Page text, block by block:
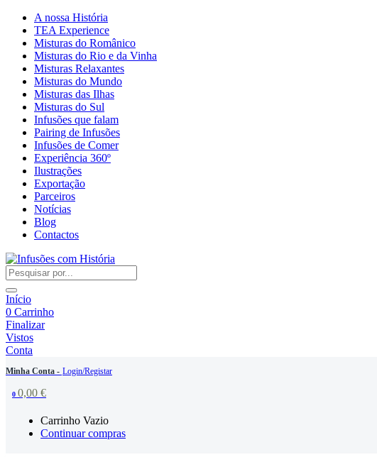
A nossa História
TEA Experience
Misturas do Românico
Misturas do Rio e da Vinha
Misturas Relaxantes
Misturas do Mundo
Misturas das Ilhas
Misturas do Sul
Infusões que falam
Pairing de Infusões
Infusões de Comer
Experiência 360º
Ilustrações
Exportação
Parceiros
Notícias
Blog
Contactos
Início
0 Carrinho
Finalizar
Vistos
Conta
Minha Conta - Login/Registar
0 0,00 €
Carrinho Vazio
Continuar compras